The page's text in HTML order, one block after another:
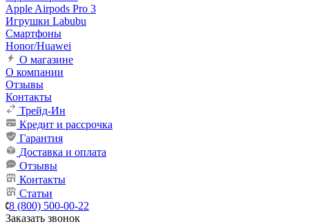
Apple Airpods Pro 3
Игрушки Labubu
Смартфоны
Honor/Huawei
О магазине
О компании
Отзывы
Контакты
Трейд-Ин
Кредит и рассрочка
Гарантия
Доставка и оплата
Отзывы
Контакты
Статьи
8 (800) 500-00-22
Заказать звонок